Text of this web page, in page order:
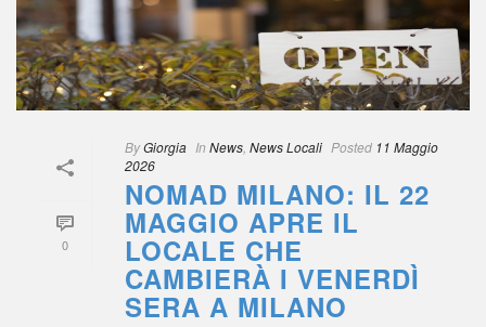
0
ByGiorgia In New News Locali Posted 11 Maggio
2026
NOMAD MILANO: IL 22
MAGGIO APRE IL
LOCALE CHE
CAMBIERÀ I VENERDÌ
SERA A MILANO